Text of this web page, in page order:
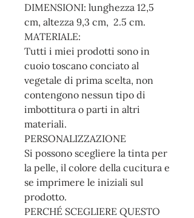
DIMENSIONI: lunghezza 12,5
cm, altezza 9,3 cm, 2.5 cm.
MATERIALE:
Tutti i miei prodotti sono in
cuoio toscano conciato al
vegetale di prima scelta, non
contengono nessun tipo di
imbottitura o parti in altri
materiali.
PERSONALIZZAZIONE
Si possono scegliere la tinta per
la pelle, il colore della cucitura e
se imprimere le iniziali sul
prodotto.
PERCHÉ SCEGLIERE QUESTO